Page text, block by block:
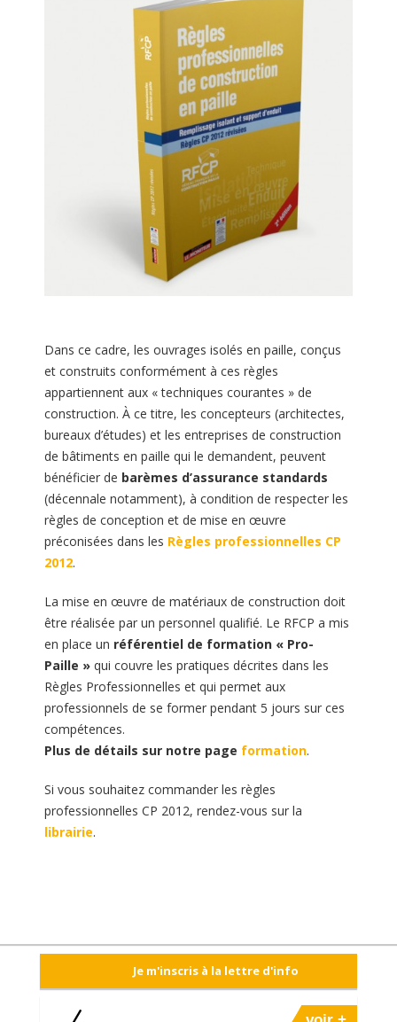
Dans ce cadre, les ouvrages isolés en paille, conçus
et construits conformément à ces règles
appartiennent aux « techniques courantes » de
construction. À ce titre, les concepteurs (architectes,
bureaux d’études) et les entreprises de construction
de bâtiments en paille qui le demandent, peuvent
bénéficier de barèmes d’assurance standards
(décennale notamment), à condition de respecter les
règles de conception et de mise en œuvre
préconisées dans les Règles professionnelles CP
2012.
La mise en œuvre de matériaux de construction doit
être réalisée par un personnel qualifié. Le RFCP a mis
en place un référentiel de formation « Pro-
Paille » qui couvre les pratiques décrites dans les
Règles Professionnelles et qui permet aux
professionnels de se former pendant 5 jours sur ces
compétences.
Plus de détails sur notre page formation.
Si vous souhaitez commander les règles
professionnelles CP 2012, rendez-vous sur la
librairie.
Je m'inscris à la lettre d'info